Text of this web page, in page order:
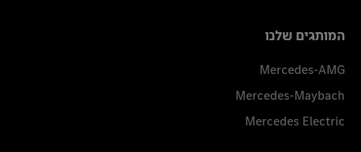
המותגים שלנו
Mercedes-AMG
Mercedes-Maybach
Mercedes Electric